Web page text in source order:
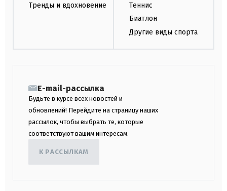
Тренды и вдохновение
Теннис
Биатлон
Другие виды спорта
E-mail-рассылка
Будьте в курсе всех новостей и
обновлений! Перейдите на страницу наших
рассылок, чтобы выбрать те, которые
соответствуют вашим интересам.
К РАССЫЛКАМ